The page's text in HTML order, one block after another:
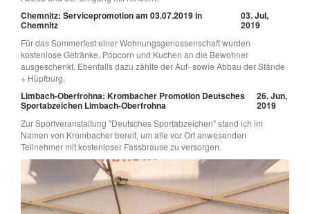
Chemnitz: Servicepromotion am 03.07.2019 in
Chemnitz
03. Jul,
2019
Für das Sommerfest einer Wohnungsgenossenschaft wurden
kostenlose Getränke, Popcorn und Kuchen an die Bewohner
ausgeschenkt. Ebenfalls dazu zählte der Auf- sowie Abbau der Stände
+ Hüpfburg.
Limbach-Oberfrohna: Krombacher Promotion Deutsches
Sportabzeichen Limbach-Oberfrohna
26. Jun,
2019
Zur Sportveranstaltung "Deutsches Sportabzeichen" stand ich im
Namen von Krombacher bereit, um alle vor Ort anwesenden
Teilnehmer mit kostenloser Fassbrause zu versorgen.